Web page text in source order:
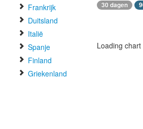
Frankrijk
Duitsland
Italië
Spanje
Finland
Griekenland
30 dagen
Loading chart